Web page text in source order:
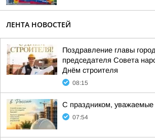
ЛЕНТА НОВОСТЕЙ
Поздравление главы
председателя Совета
Днём строителя
08:15
С праздником, уважаемые
07:54